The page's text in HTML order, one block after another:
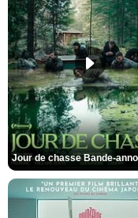
Jour de chasse Bande-